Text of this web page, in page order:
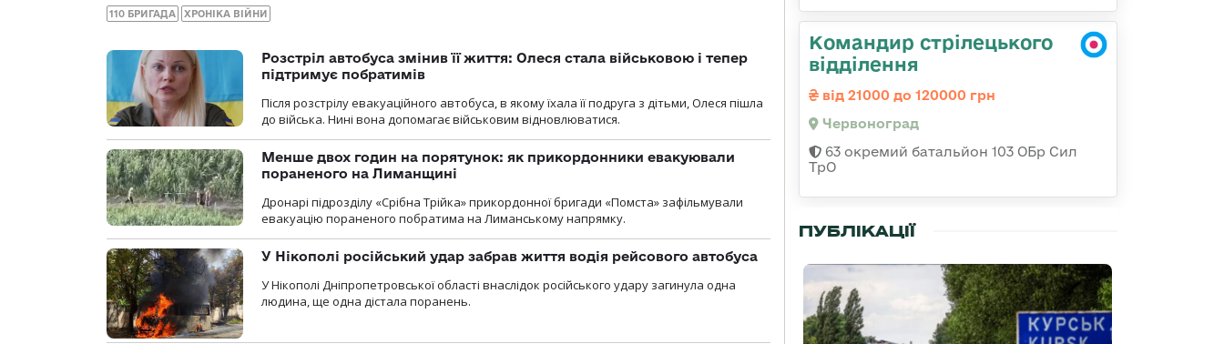
110 БРИГАДА ХРОНІКА ВІЙНИ
Розстріл автобуса змінив її життя: Олеся стала військовою і тепер
підтримує побратимів
Після розстрілу евакуаційного автобуса, в якому їхала її подруга з дітьми, Олеся пішла
до війська. Нині вона допомагає військовим відновлюватися.
Менше двох годин на порятунок: як прикордонники евакуювали
пораненого на Лиманщині
Дронарі підрозділу «Срібна Трійка» прикордонної бригади «Помста» зафільмували
евакуацію пораненого побратима на Лиманському напрямку.
У Нікополі російський удар забрав життя водія рейсового автобуса
У Нікополі Дніпропетровської області внаслідок російського удару загинула одна
людина, ще одна дістала поранень.
Командир стрілецького
відділення
від 21000 до 120000 грн
Червоноград
63 окремий батальйон 103 ОБр Сил
ТрО
ПУБЛІКАЦІЇ